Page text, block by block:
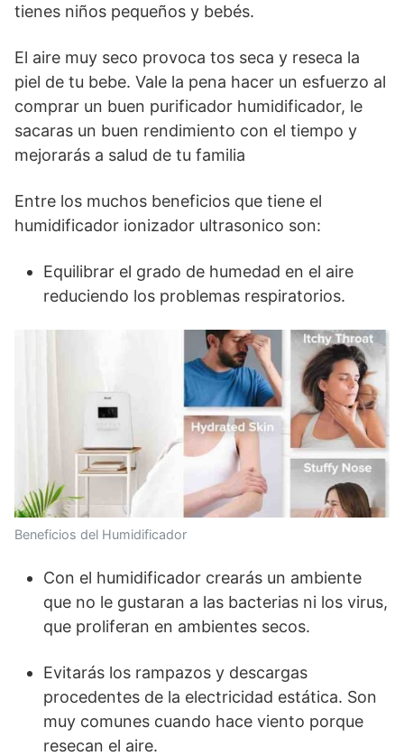
tienes niños pequeños y bebés.
El aire muy seco provoca tos seca y reseca la
piel de tu bebe. Vale la pena hacer un esfuerzo al
comprar un buen purificador humidificador, le
sacaras un buen rendimiento con el tiempo y
mejorarás a salud de tu familia
Entre los muchos beneficios que tiene el
humidificador ionizador ultrasonico son:
Equilibrar el grado de humedad en el aire
reduciendo los problemas respiratorios.
Beneficios del Humidificador
Con el humidificador crearás un ambiente
que no le gustaran a las bacterias ni los virus,
que proliferan en ambientes secos.
Evitarás los rampazos y descargas
procedentes de la electricidad estática. Son
muy comunes cuando hace viento porque
resecan el aire.